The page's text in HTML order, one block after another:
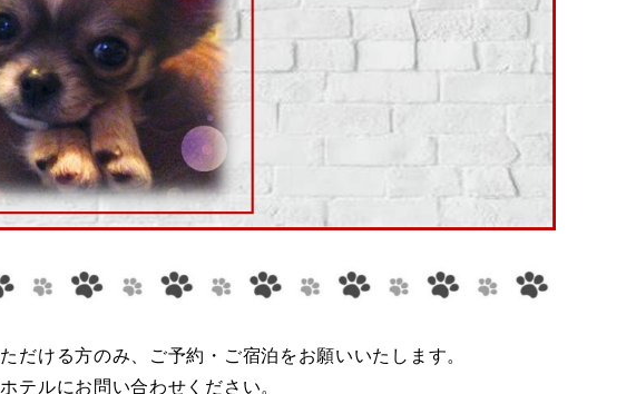
だける方のみ、ご予約・ご宿泊をお願いいたします。
テルにお問い合わせください。